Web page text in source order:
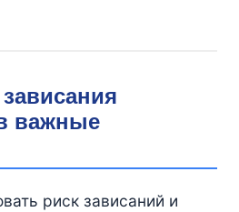
важные
риск зависаний и